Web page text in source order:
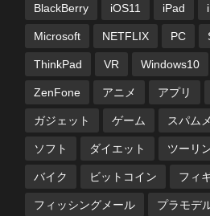
BlackBerry iOS11 iPad
Microsoft NETFLIX PC
ThinkPad VR Windows10
ZenFone アニメ アプリ
ガジェット ゲーム スパム
ソフト ダイエット ツーリ
バイク ビットコイン フィ
フィッシングメール プラモデ